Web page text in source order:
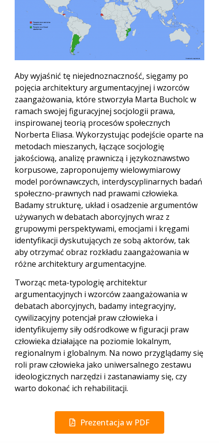
Aby wyjaśnić tę niejednoznaczność, sięgamy po
pojęcia architektury argumentacyjnej i wzorców
zaangażowania, które stworzyła Marta Bucholc w
ramach swojej figuracyjnej socjologii prawa,
inspirowanej teorią procesów społecznych
Norberta Eliasa. Wykorzystując podejście oparte na
metodach mieszanych, łączące socjologię
jakościową, analizę prawniczą i językoznawstwo
korpusowe, zaproponujemy wielowymiarowy
model porównawczych, interdyscyplinarnych badań
społeczno-prawnych nad prawami człowieka.
Badamy strukturę, układ i osadzenie argumentów
używanych w debatach aborcyjnych wraz z
grupowymi perspektywami, emocjami i kręgami
identyfikacji dyskutujących ze sobą aktorów, tak
aby otrzymać obraz rozkładu zaangażowania w
różne architektury argumentacyjne.
Tworząc meta-typologię architektur
argumentacyjnych i wzorców zaangażowania w
debatach aborcyjnych, badamy integracyjny,
cywilizacyjny potencjał praw człowieka i
identyfikujemy siły odśrodkowe w figuracji praw
człowieka działające na poziomie lokalnym,
regionalnym i globalnym. Na nowo przyglądamy się
roli praw człowieka jako uniwersalnego zestawu
ideologicznych narzędzi i zastanawiamy się, czy
warto dokonać ich rehabilitacji.
Prezentacja w PDF